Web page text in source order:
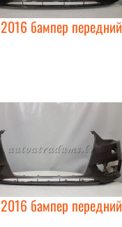
бампер передний
бампер передний